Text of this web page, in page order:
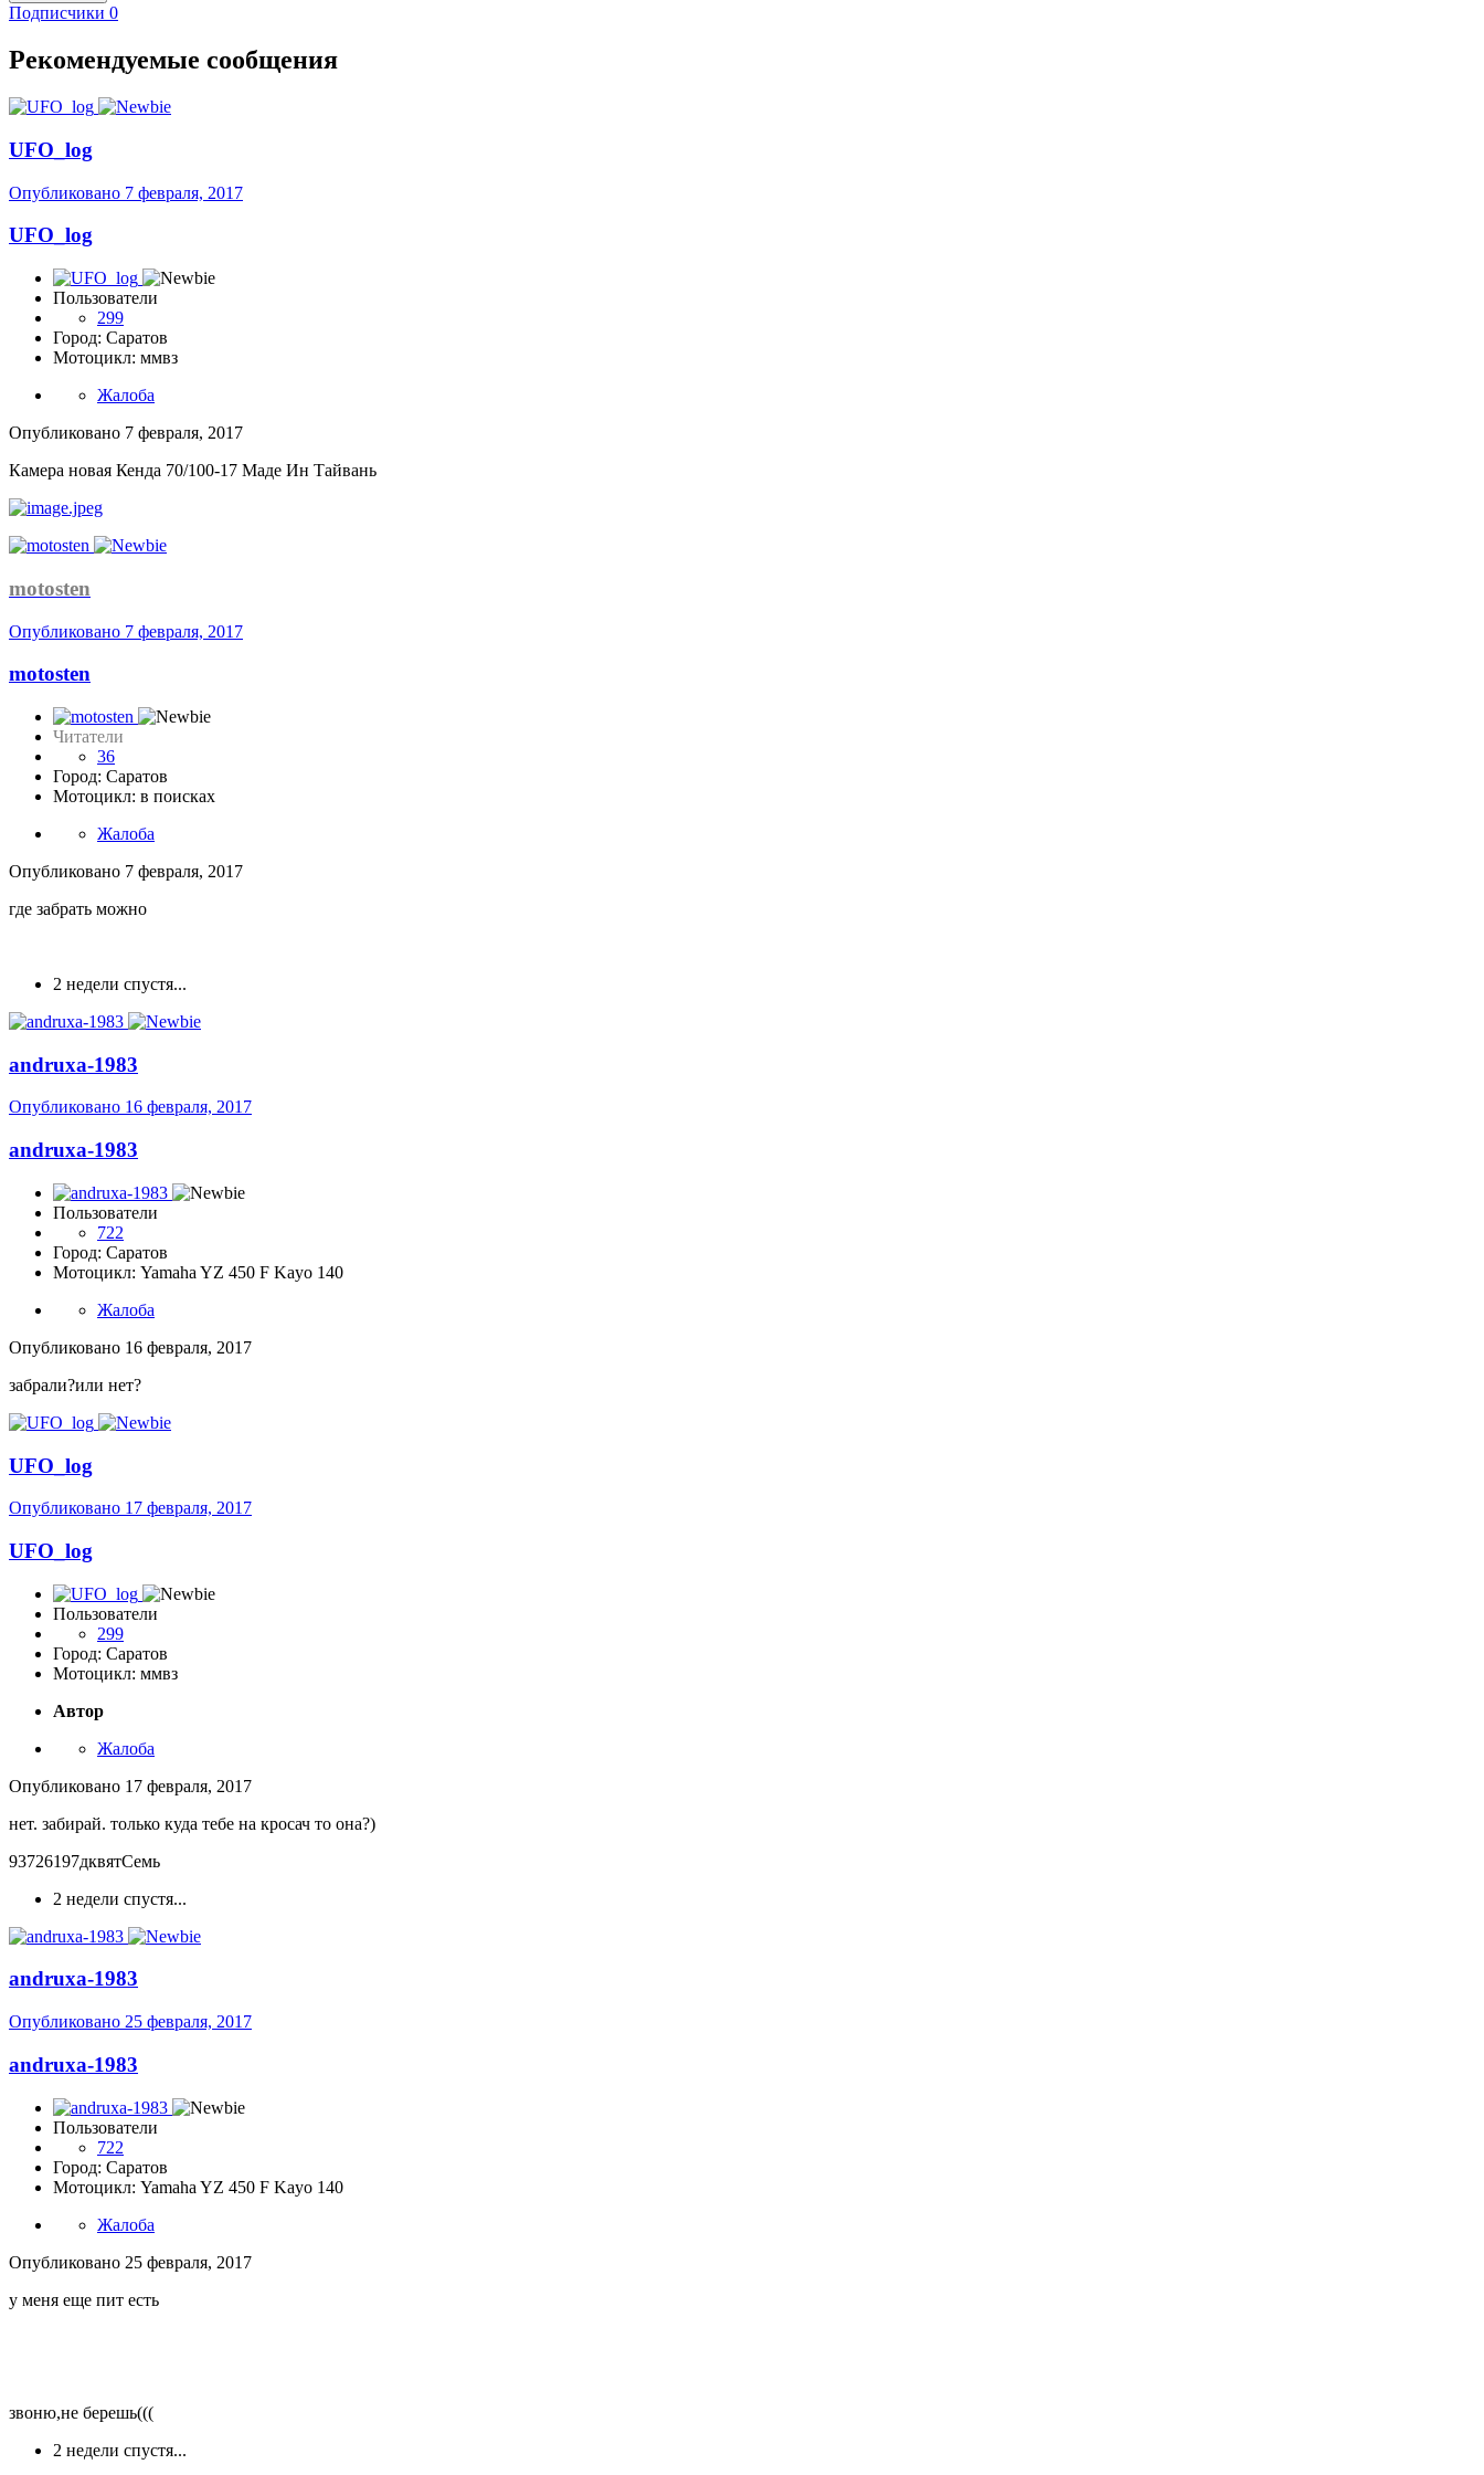
Подписчики 0
Рекомендуемые сообщения
UFO_log
Опубликовано 7 февраля, 2017
UFO_log
Пользователи
299
Город: Саратов
Мотоцикл: ммвз
Жалоба
Опубликовано 7 февраля, 2017
Камера новая Кенда 70/100-17 Маде Ин Тайвань
motosten
Опубликовано 7 февраля, 2017
motosten
Читатели
36
Город: Саратов
Мотоцикл: в поисках
Жалоба
Опубликовано 7 февраля, 2017
где забрать можно
2 недели спустя...
andruxa-1983
Опубликовано 16 февраля, 2017
andruxa-1983
Пользователи
722
Город: Саратов
Мотоцикл: Yamaha YZ 450 F Kayo 140
Жалоба
Опубликовано 16 февраля, 2017
забрали?или нет?
UFO_log
Опубликовано 17 февраля, 2017
UFO_log
Пользователи
299
Город: Саратов
Мотоцикл: ммвз
Автор
Жалоба
Опубликовано 17 февраля, 2017
нет. забирай. только куда тебе на кросач то она?)
93726197дквятСемь
2 недели спустя...
andruxa-1983
Опубликовано 25 февраля, 2017
andruxa-1983
Пользователи
722
Город: Саратов
Мотоцикл: Yamaha YZ 450 F Kayo 140
Жалоба
Опубликовано 25 февраля, 2017
у меня еще пит есть
звоню,не берешь(((
2 недели спустя...